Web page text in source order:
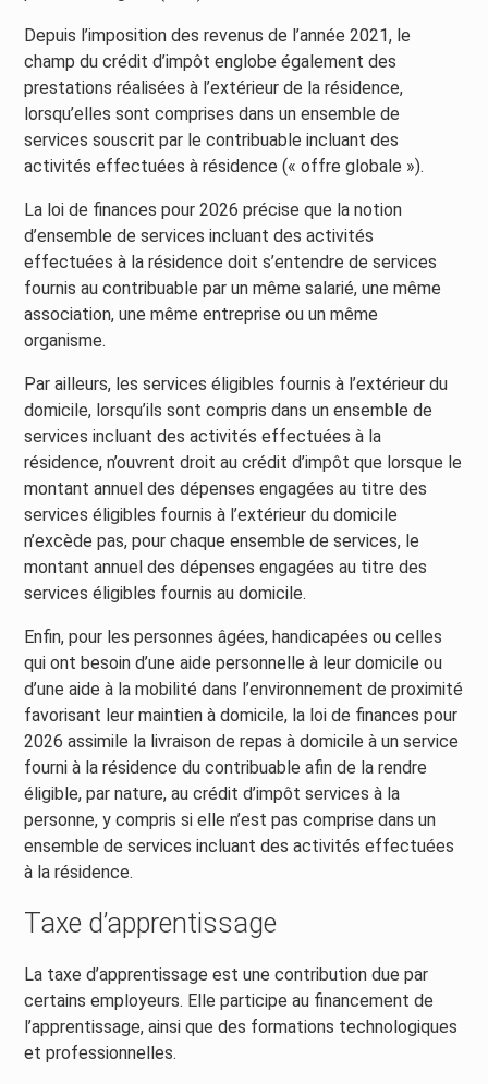
Depuis l’imposition des revenus de l’année 2021, le
champ du crédit d’impôt englobe également des
prestations réalisées à l’extérieur de la résidence,
lorsqu’elles sont comprises dans un ensemble de
services souscrit par le contribuable incluant des
activités effectuées à résidence (« offre globale »).
La loi de finances pour 2026 précise que la notion
d’ensemble de services incluant des activités
effectuées à la résidence doit s’entendre de services
fournis au contribuable par un même salarié, une même
association, une même entreprise ou un même
organisme.
Par ailleurs, les services éligibles fournis à l’extérieur du
domicile, lorsqu’ils sont compris dans un ensemble de
services incluant des activités effectuées à la
résidence, n’ouvrent droit au crédit d’impôt que lorsque le
montant annuel des dépenses engagées au titre des
services éligibles fournis à l’extérieur du domicile
n’excède pas, pour chaque ensemble de services, le
montant annuel des dépenses engagées au titre des
services éligibles fournis au domicile.
Enfin, pour les personnes âgées, handicapées ou celles
qui ont besoin d’une aide personnelle à leur domicile ou
d’une aide à la mobilité dans l’environnement de proximité
favorisant leur maintien à domicile, la loi de finances pour
2026 assimile la livraison de repas à domicile à un service
fourni à la résidence du contribuable afin de la rendre
éligible, par nature, au crédit d’impôt services à la
personne, y compris si elle n’est pas comprise dans un
ensemble de services incluant des activités effectuées
à la résidence.
Taxe d’apprentissage
La taxe d’apprentissage est une contribution due par
certains employeurs. Elle participe au financement de
l’apprentissage, ainsi que des formations technologiques
et professionnelles.